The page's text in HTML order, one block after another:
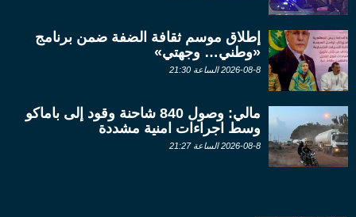
إطلاق موسم ثقافة الضفة ضمن برنامج
«وطني… وجهتي»
2026-08-8 الساعة 21:30
مالي: وصول 840 شاحنة وقود إلى باماكو
وسط اجراءات امنية مشددة
2026-08-8 الساعة 21:27